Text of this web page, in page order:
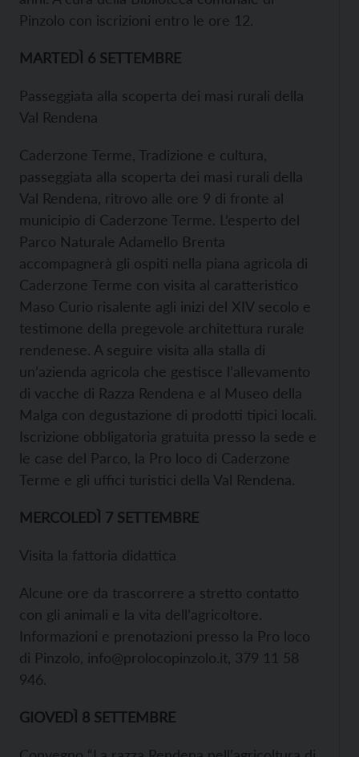
Pinzolo con iscrizioni entro le ore 12.
MARTEDÌ 6 SETTEMBRE
Passeggiata alla scoperta dei masi rurali della
Val Rendena
Caderzone Terme, Tradizione e cultura,
passeggiata alla scoperta dei masi rurali della
Val Rendena, ritrovo alle ore 9 di fronte al
municipio di Caderzone Terme. L’esperto del
Parco Naturale Adamello Brenta
accompagnerà gli ospiti nella piana agricola di
Caderzone Terme con visita al caratteristico
Maso Curio risalente agli inizi del XIV secolo e
testimone della pregevole architettura rurale
rendenese. A seguire visita alla stalla di
un’azienda agricola che gestisce l’allevamento
di vacche di Razza Rendena e al Museo della
Malga con degustazione di prodotti tipici locali.
Iscrizione obbligatoria gratuita presso la sede e
le case del Parco, la Pro loco di Caderzone
Terme e gli uffici turistici della Val Rendena.
MERCOLEDÌ 7 SETTEMBRE
Visita la fattoria didattica
Alcune ore da trascorrere a stretto contatto
con gli animali e la vita dell’agricoltore.
Informazioni e prenotazioni presso la Pro loco
di Pinzolo, info@prolocopinzolo.it, 379 11 58
946.
GIOVEDÌ 8 SETTEMBRE